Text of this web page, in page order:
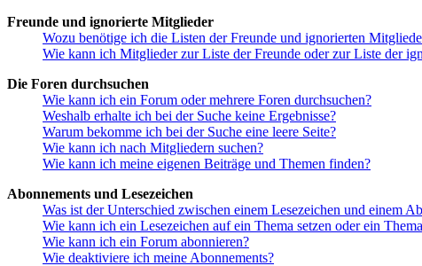
Freunde und ignorierte Mitglieder
Wozu benötige ich die Listen der Freunde und ignorierten
Wie kann ich Mitglieder zur Liste der Freunde oder zur Liste der
Die Foren durchsuchen
Wie kann ich ein Forum oder mehrere Foren durchsuchen?
Weshalb erhalte ich bei der Suche keine Ergebnisse?
Warum bekomme ich bei der Suche eine leere Seite?
Wie kann ich nach Mitgliedern suchen?
Wie kann ich meine eigenen Beiträge und Themen finden?
Abonnements und Lesezeichen
Was ist der Unterschied zwischen einem Lesezeichen und einem
Wie kann ich ein Lesezeichen auf ein Thema setzen oder ein
Wie kann ich ein Forum abonnieren?
Wie deaktiviere ich meine Abonnements?